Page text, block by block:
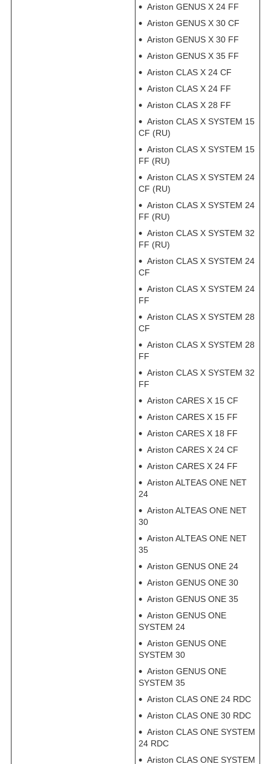
Ariston GENUS X 24 FF
Ariston GENUS X 30 CF
Ariston GENUS X 30 FF
Ariston GENUS X 35 FF
Ariston CLAS X 24 CF
Ariston CLAS X 24 FF
Ariston CLAS X 28 FF
Ariston CLAS X SYSTEM 15
CF (RU)
Ariston CLAS X SYSTEM 15
FF (RU)
Ariston CLAS X SYSTEM 24
CF (RU)
Ariston CLAS X SYSTEM 24
FF (RU)
Ariston CLAS X SYSTEM 32
FF (RU)
Ariston CLAS X SYSTEM 24
CF
Ariston CLAS X SYSTEM 24
FF
Ariston CLAS X SYSTEM 28
CF
Ariston CLAS X SYSTEM 28
FF
Ariston CLAS X SYSTEM 32
FF
Ariston CARES X 15 CF
Ariston CARES X 15 FF
Ariston CARES X 18 FF
Ariston CARES X 24 CF
Ariston CARES X 24 FF
Ariston ALTEAS ONE NET
24
Ariston ALTEAS ONE NET
30
Ariston ALTEAS ONE NET
35
Ariston GENUS ONE 24
Ariston GENUS ONE 30
Ariston GENUS ONE 35
Ariston GENUS ONE
SYSTEM 24
Ariston GENUS ONE
SYSTEM 30
Ariston GENUS ONE
SYSTEM 35
Ariston CLAS ONE 24 RDC
Ariston CLAS ONE 30 RDC
Ariston CLAS ONE SYSTEM
24 RDC
Ariston CLAS ONE SYSTEM